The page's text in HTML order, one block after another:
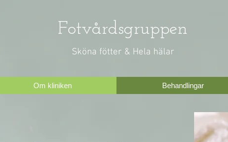
Fotvårdsgruppen
Sköna fötter & Hela hälar
Om kliniken Behandlingar